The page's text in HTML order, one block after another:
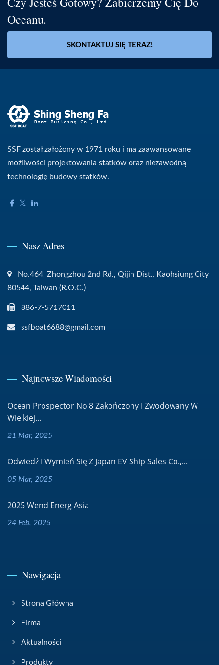
Oceanu.
SKONTAKTUJ SIĘ TERAZ!
SSF został założony w 1971 roku i ma zaawansowane
możliwości projektowania statków oraz niezawodną
technologię budowy statków.
Nasz Adres
No.464, Zhongzhou 2nd Rd., Qijin Dist., Kaohsiung City
80544, Taiwan (R.O.C.)
886-7-5717011
ssfboat6688@gmail.com
Najnowsze Wiadomości
Ocean Prospector No.8 Zakończony I Zwodowany W
Wielkiej...
21 Mar, 2025
Odwiedź I Wymień Się Z Japan EV Ship Sales Co.,...
05 Mar, 2025
2025 Wend Energ Asia
24 Feb, 2025
Nawigacja
Strona Główna
Firma
Aktualności
Produkty